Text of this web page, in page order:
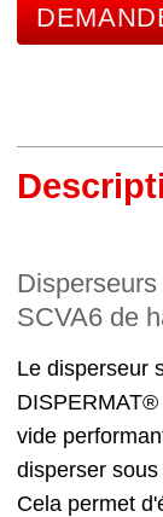
SCVA6 de
Le disperseur
vide
disperser
Cela permet